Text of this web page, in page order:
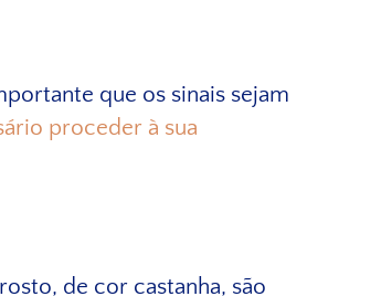
que os sinais sejam
proceder à sua
de cor castanha, são